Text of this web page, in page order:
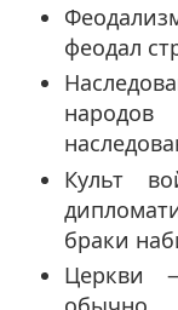
феодал
Культ
браки
Церкви